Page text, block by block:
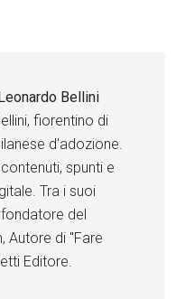
Leonardo Bellini
fiorentino di
d'adozione.
spunti e
Tra i suoi
del
Autore di "Fare
Editore.